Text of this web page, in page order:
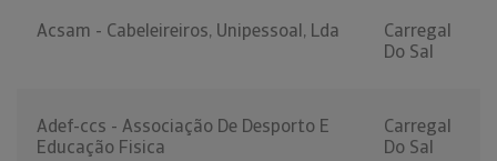
Acsam - Cabeleireiros, Unipessoal, Lda
Carregal
Do Sal
Adef-ccs - Associação De Desporto E
Educação Fisica
Carregal
Do Sal